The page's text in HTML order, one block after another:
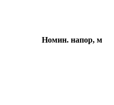
Номин. напор, м